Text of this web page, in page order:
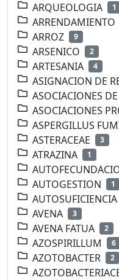
ARQUEOLOGIA 1
ARRENDAMIENTO
ARROZ 9
ARSENICO 2
ARTESANIA 4
ASIGNACION DE
ASOCIACIONES
ASOCIACIONES
ASPERGILLUS
ASTERACEAE 3
ATRAZINA 1
AUTOGESTION 1
AUTOSUFICIENCIA
AVENA 3
AVENA FATUA 2
AZOSPIRILLUM 6
AZOTOBACTER 2